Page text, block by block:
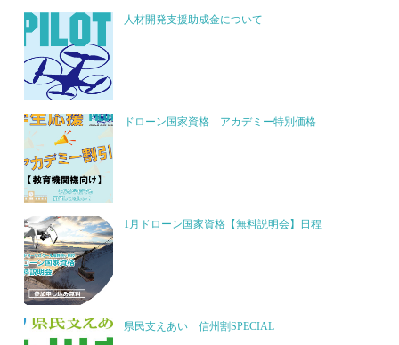
人材開発支援助成金について
ドローン国家資格 アカデミー特別価格
1月ドローン国家資格【無料説明会】日程
県民支えあい 信州割SPECIAL